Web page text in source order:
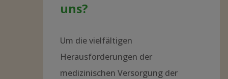
uns?
Um die vielfältigen
Herausforderungen der
medizinischen Versorgung der